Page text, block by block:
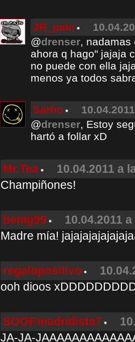
JR_pain
@drenser, nadamas
ahora q hago" jajaja
no puede con ella
menos ya todos
Sarho
@drenser, Estoy
hartó a follar xD
Mr.Tea
10.04.2011 a
Champiñones!
benig99
10.04.2011
Madre mía!
regalopositivo
ooh dioos
SOOF.madridista7
JA-JA-